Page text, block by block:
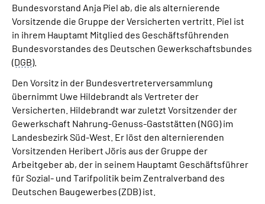
Bundesvorstand Anja Piel ab, die als alternierende
Vorsitzende die Gruppe der Versicherten vertritt. Piel ist
in ihrem Hauptamt Mitglied des Geschäftsführenden
Bundesvorstandes des Deutschen Gewerkschaftsbundes
(DGB).
Den Vorsitz in der Bundesvertreterversammlung
übernimmt Uwe Hildebrandt als Vertreter der
Versicherten. Hildebrandt war zuletzt Vorsitzender der
Gewerkschaft Nahrung-Genuss-Gaststätten (NGG) im
Landesbezirk Süd-West. Er löst den alternierenden
Vorsitzenden Heribert Jöris aus der Gruppe der
Arbeitgeber ab, der in seinem Hauptamt Geschäftsführer
für Sozial- und Tarifpolitik beim Zentralverband des
Deutschen Baugewerbes (ZDB) ist.